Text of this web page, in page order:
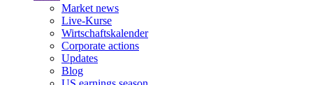
Market news
Live-Kurse
Wirtschaftskalender
Corporate actions
Updates
Blog